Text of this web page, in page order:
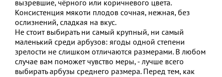
вызревшие, чёрного или коричневого цвета.
Консистенция мякоти плодов сочная, нежная, без
ослизнений, сладкая на вкус.
Не стоит выбирать ни самый крупный, ни самый
маленький среди арбузов: ягоды одной степени
зрелости не слишком отличаются размерами. В любом
случае вам поможет чувство меры, - лучше всего
выбирать арбузы среднего размера. Перед тем, как